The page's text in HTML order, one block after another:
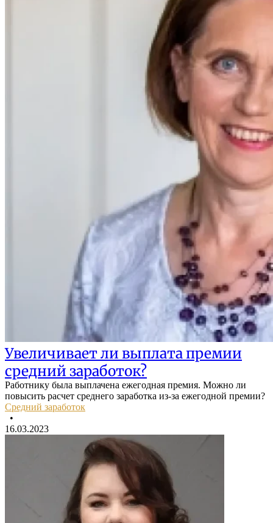
Увеличивает ли выплата премии
средний заработок?
Работнику была выплачена ежегодная премия. Можно ли
повысить расчет среднего заработка из-за ежегодной премии?
Средний заработок
•
16.03.2023